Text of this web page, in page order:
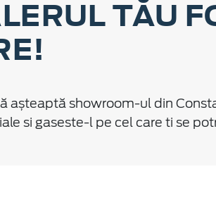
TĂU
așteaptă showroom-ul din
si gaseste-l pe cel care ti se